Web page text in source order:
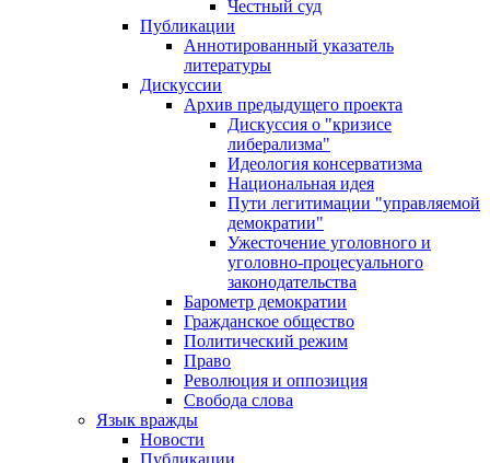
Честный суд
Публикации
Аннотированный указатель
литературы
Дискуссии
Архив предыдущего проекта
Дискуссия о "кризисе
либерализма"
Идеология консерватизма
Национальная идея
Пути легитимации "управляемой
демократии"
Ужесточение уголовного и
уголовно-процесуального
законодательства
Барометр демократии
Гражданское общество
Политический режим
Право
Революция и оппозиция
Свобода слова
Язык вражды
Новости